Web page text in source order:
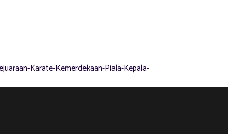
Karate-Kemerdekaan-Piala-Kepala-